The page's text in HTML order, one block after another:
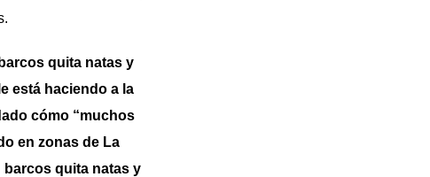
quita natas y
está haciendo a la
cómo “muchos
en zonas de La
barcos quita natas y